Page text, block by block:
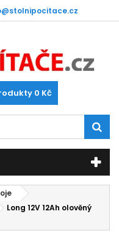
0 Kč
Long 12V 12Ah olověný